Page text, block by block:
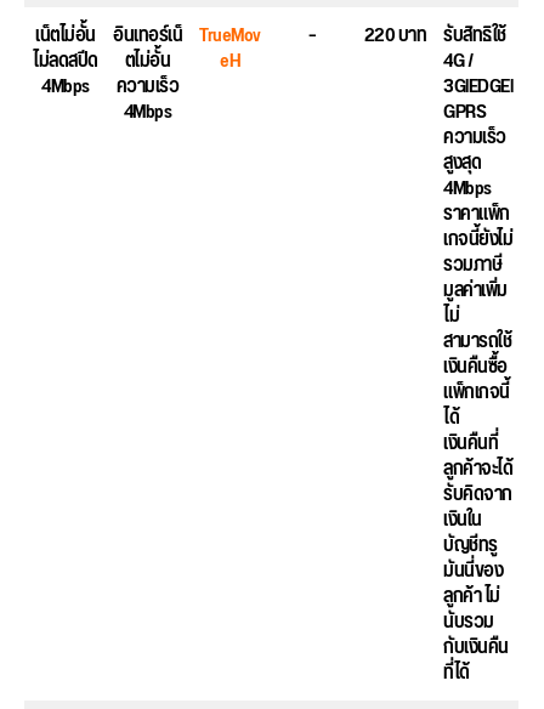
เน็ตไม่อั้น
ไม่ลดสปีด
4Mbps
อินเทอร์เน็
ตไม่อั้น
ความเร็ว
4Mbps
TrueMov
eH
– 220 บาท รับสิทธิใช้
4G /
3GlEDGEl
GPRS
ความเร็ว
สูงสุด
4Mbps
ราคาแพ็ก
เกจนี้ยังไม่
รวมภาษี
มูลค่าเพิ่ม
ไม่
สามารถใช้
เงินคืนซื้อ
แพ็กเกจนี้
ได้
เงินคืนที่
ลูกค้าจะได้
รับคิดจาก
เงินใน
บัญชีทรู
มันนี่ของ
ลูกค้า ไม่
นับรวม
กับเงินคืน
ที่ได้